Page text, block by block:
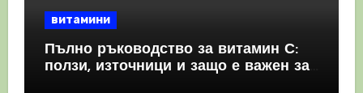
витамини
Пълно ръководство за витамин С:
ползи, източници и защо е важен за